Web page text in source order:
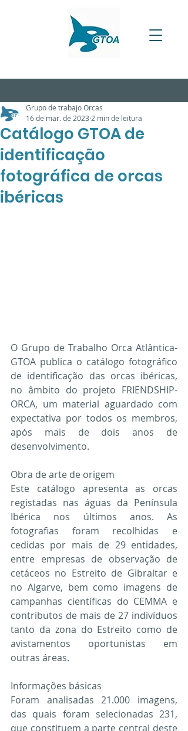
Catálogo GTOA de
identificação
fotográfica de orcas
ibéricas
Grupo de trabajo Orcas
16 de mar. de 2023 2 min de leitura
O Grupo de Trabalho Orca Atlântica-
GTOA publica o catálogo fotográfico
de identificação das orcas ibéricas,
no âmbito do projeto FRIENDSHIP-
ORCA, um material aguardado com
expectativa por todos os membros,
após mais de dois anos de
desenvolvimento.
Obra de arte de origem
Este catálogo apresenta as orcas
registadas nas águas da Península
Ibérica nos últimos anos. As
fotografias foram recolhidas e
cedidas por mais de 29 entidades,
entre empresas de observação de
cetáceos no Estreito de Gibraltar e
no Algarve, bem como imagens de
campanhas científicas do CEMMA e
contributos de mais de 27 indivíduos
tanto da zona do Estreito como de
avistamentos oportunistas em
outras áreas.
Informações básicas
Foram analisadas 21.000 imagens,
das quais foram selecionadas 231,
que constituem a parte central deste